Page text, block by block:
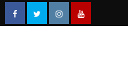
FacebookTwitterInstagramYouTube